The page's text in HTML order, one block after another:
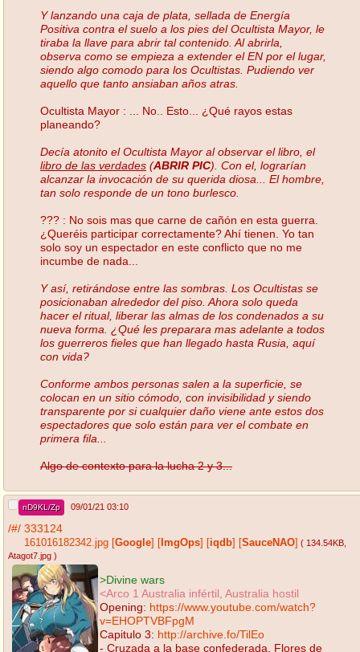
Y lanzando una caja de plata, sellada de Energía
Positiva contra el suelo a los pies del Ocultista Mayor, le
tiraba la llave para abrir tal contenido. Al abrirla,
observa como se empieza a extender el EN por el lugar,
siendo algo comodo para los Ocultistas. Pudiendo ver
aquello que tanto ansiaban años atras.
Ocultista Mayor : ... No.. Esto... ¿Qué rayos estas
planeando?
Decía atonito el Ocultista Mayor al observar el libro, el
libro de las verdades (ABRIR PIC). Con el, lograrían
alcanzar la invocación de su querida diosa... El hombre,
tan solo responde de un tono burlesco.
??? : No sois mas que carne de cañón en esta guerra.
¿Queréis participar correctamente? Ahí tienen. Yo tan
solo soy un espectador en este conflicto que no me
incumbe de nada...
Y así, retirándose entre las sombras. Los Ocultistas se
posicionaban alrededor del piso. Ahora solo queda
hacer el ritual, liberar las almas de los condenados a su
nueva forma. ¿Qué les preparara mas adelante a todos
los guerreros fieles que han llegado hasta Rusia, aquí
con vida?
Conforme ambos personas salen a la superficie, se
colocan en un sitio cómodo, con invisibilidad y siendo
transparente por si cualquier daño viene ante estos dos
espectadores que solo están para ver el combate en
primera fila...
Algo de contexto para la lucha 2 y 3...
nD9KL/Zp 09/01/21 03:10
/#/ 333124
161016182342.jpg Google ImgOps iqdb SauceNAO ( 134.54KB
Atagot7.jpg )
>Divine wars
<Arco 1 Australia infértil, Australia hostil
Opening: https://www.youtube.com/watch?
v=EHOPTVBFpgM
Capitulo 3: http://archive.fo/TilEo
- Cruzada a la base confederada. Flores de